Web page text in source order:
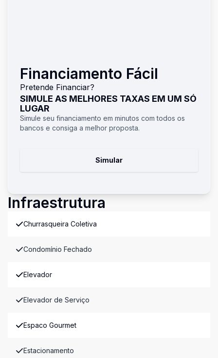
Financiamento Fácil
Pretende Financiar?
SIMULE AS MELHORES TAXAS EM UM SÓ
LUGAR
Simule seu financiamento em minutos com todos os
bancos e consiga a melhor proposta.
Simular
Infraestrutura
Churrasqueira Coletiva
Condomínio Fechado
Elevador
Elevador de Serviço
Espaco Gourmet
Estacionamento